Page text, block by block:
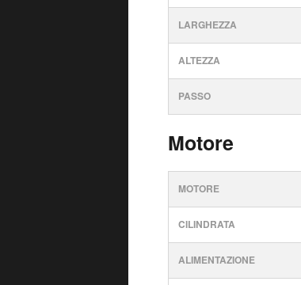
LARGHEZZA
ALTEZZA
PASSO
Motore
MOTORE
CILINDRATA
ALIMENTAZIONE